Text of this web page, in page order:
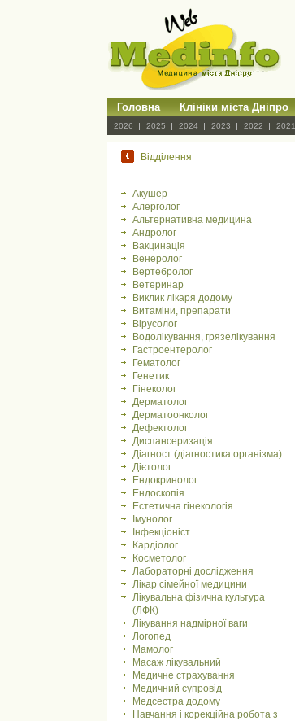
Головна Клініки міста Дніпро
2026 2025 2024 2023 2022 2021
Відділення
Акушер
Алерголог
Альтернативна медицина
Андролог
Вакцинація
Венеролог
Вертебролог
Ветеринар
Виклик лікаря додому
Витаміни, препарати
Вірусолог
Водолікування, грязелікування
Гастроентеролог
Гематолог
Генетик
Гінеколог
Дерматолог
Дерматоонколог
Дефектолог
Диспансеризація
Діагност (діагностика організма)
Дієтолог
Ендокринолог
Ендоскопія
Естетична гінекологія
Імунолог
Інфекціоніст
Кардіолог
Косметолог
Лабораторні дослідження
Лікар сімейної медицини
Лікувальна фізична культура
(ЛФК)
Лікування надмірної ваги
Логопед
Мамолог
Масаж лікувальний
Медичне страхування
Медичний супровід
Медсестра додому
Навчання і корекційна робота з